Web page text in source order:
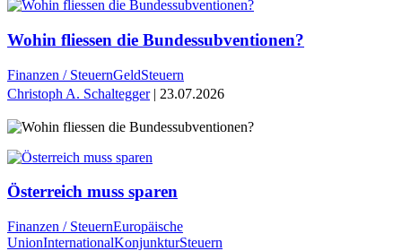
Wohin fliessen die Bundessubventionen?
Finanzen / SteuernGeldSteuern
Christoph A. Schaltegger| 23.07.2026
Österreich muss sparen
Finanzen / SteuernEuropäische
UnionInternationalKonjunkturSteuern